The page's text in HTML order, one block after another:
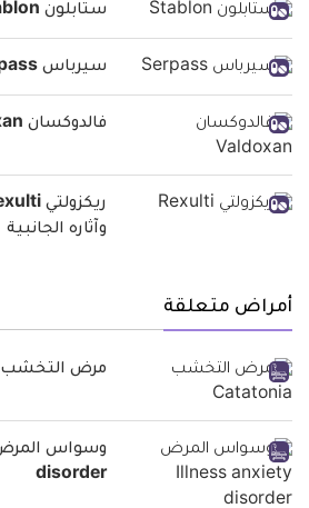
ستابلون Stablon مضاد للاكتئاب
سيرباس Serpass مضاد للاكتئاب
فالدوكسان Valdoxan للاكتئاب
وآثاره الجانبية
أمراض متعلقة
مرض التخشب Catatonia
disorder